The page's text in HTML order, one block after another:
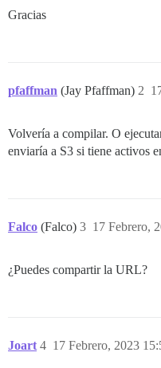
Gracias
pfaffman (Jay Pfaffman) 2
Volvería a compilar. O
enviaría a S3 si tiene activos
Falco (Falco) 17 Febrero,
3
¿Puedes compartir la URL?
Joart 17 Febrero, 2023
4